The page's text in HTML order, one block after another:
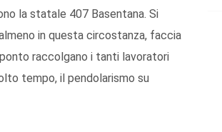
la statale 407 Basentana. Si
in questa circostanza, faccia
raccolgano i tanti lavoratori
tempo, il pendolarismo su